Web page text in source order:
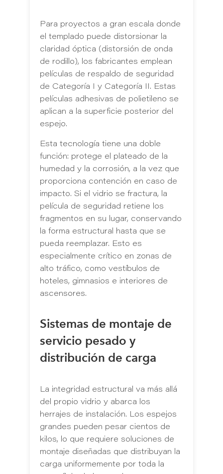
Para proyectos a gran escala donde
el templado puede distorsionar la
claridad óptica (distorsión de onda
de rodillo), los fabricantes emplean
películas de respaldo de seguridad
de Categoría I y Categoría II. Estas
películas adhesivas de polietileno se
aplican a la superficie posterior del
espejo.
Esta tecnología tiene una doble
función: protege el plateado de la
humedad y la corrosión, a la vez que
proporciona contención en caso de
impacto. Si el vidrio se fractura, la
película de seguridad retiene los
fragmentos en su lugar, conservando
la forma estructural hasta que se
pueda reemplazar. Esto es
especialmente crítico en zonas de
alto tráfico, como vestíbulos de
hoteles, gimnasios e interiores de
ascensores.
Sistemas de montaje de
servicio pesado y
distribución de carga
La integridad estructural va más allá
del propio vidrio y abarca los
herrajes de instalación. Los espejos
grandes pueden pesar cientos de
kilos, lo que requiere soluciones de
montaje diseñadas que distribuyan la
carga uniformemente por toda la